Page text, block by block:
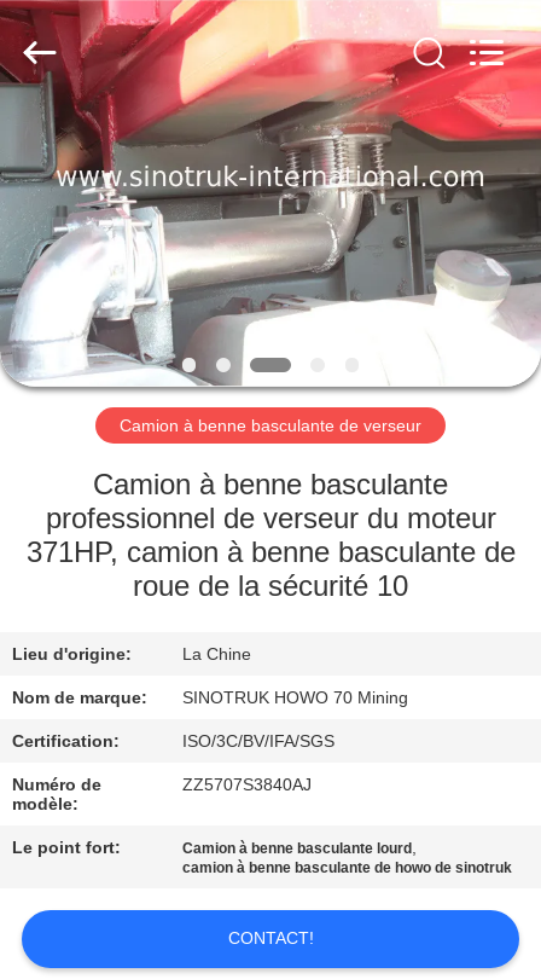
LA
MAISON
PRODUITS
À
PROPOS
NOUS
VISITE
CONTRÔLE
DE
LA
NOUS
CONTACTER
SINOTRUK
INTERNATIONAL
LTD..
All
Rights
Reserved.
Camion à benne basculante de verseur
Camion à benne basculante
professionnel de verseur du moteur
371HP, camion à benne basculante de
roue de la sécurité 10
Lieu d'origine: La Chine
Nom de marque: SINOTRUK HOWO 70 Mining
Certification: ISO/3C/BV/IFA/SGS
Numéro de
modèle:
ZZ5707S3840AJ
Le point fort: Camion à benne basculante lourd ,
camion à benne basculante de howo de sinotruk
CONTACT!